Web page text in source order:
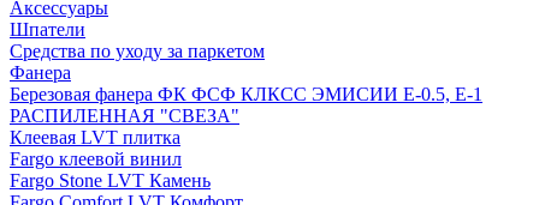
Аксессуары
Шпатели
Средства по уходу за паркетом
Фанера
Березовая фанера ФК ФСФ КЛКСС ЭМИСИИ Е-0.5, Е-1
РАСПИЛЕННАЯ "СВЕЗА"
Клеевая LVT плитка
Fargo клеевой винил
Fargo Stone LVT Камень